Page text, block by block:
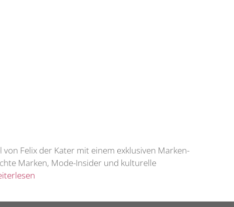
Felix der Kater mit einem exklusiven Marken-
Marken, Mode-Insider und kulturelle